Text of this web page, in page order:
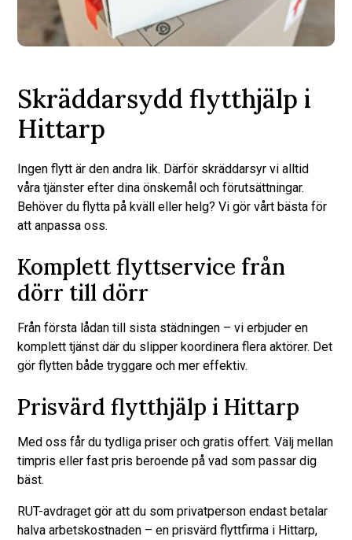
Skräddarsydd flytthjälp i
Hittarp
Ingen flytt är den andra lik. Därför skräddarsyr vi alltid
våra tjänster efter dina önskemål och förutsättningar.
Behöver du flytta på kväll eller helg? Vi gör vårt bästa för
att anpassa oss.
Komplett flyttservice från
dörr till dörr
Från första lådan till sista städningen – vi erbjuder en
komplett tjänst där du slipper koordinera flera aktörer. Det
gör flytten både tryggare och mer effektiv.
Prisvärd flytthjälp i Hittarp
Med oss får du tydliga priser och gratis offert. Välj mellan
timpris eller fast pris beroende på vad som passar dig
bäst.
RUT-avdraget gör att du som privatperson endast betalar
halva arbetskostnaden – en prisvärd flyttfirma i Hittarp,